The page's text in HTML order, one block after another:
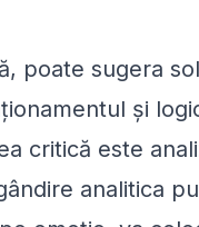
poate sugera
și
critică este
analitica